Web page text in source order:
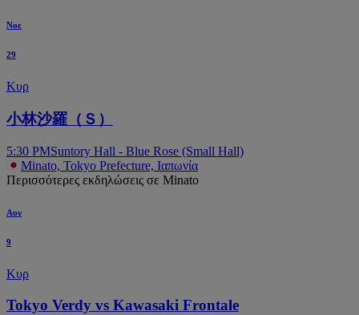
Νοε
29
Κυρ
小林沙羅（Ｓ）
5:30 PMSuntory Hall - Blue Rose (Small Hall)
Minato, Tokyo Prefecture, Ιαπωνία
Περισσότερες εκδηλώσεις σε Minato
Αυγ
9
Κυρ
Tokyo Verdy vs Kawasaki Frontale